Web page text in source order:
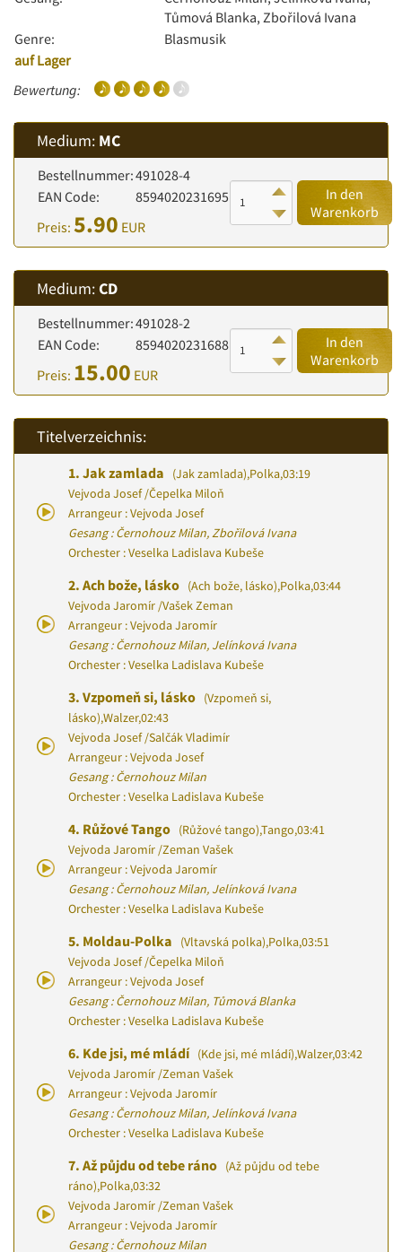
Tůmová Blanka, Zbořilová Ivana
Genre:
Blasmusik
auf Lager
Bewertung:
Medium: MC
Bestellnummer:491028-4
EAN Code:
8594020231695
Preis: 5.90 EUR
In den
Warenkorb
Medium:CD
Bestellnummer:491028-2
EAN Code:
8594020231688
Preis: 15.00 EUR
In den
Warenkorb
Titelverzeichnis:
1. Jak zamlada (Jak zamlada),Polka,03:19
Vejvoda Josef/Čepelka Miloň
Arrangeur : Vejvoda Josef
Gesang : Černohouz Milan, Zbořilová Ivana
Orchester : Veselka Ladislava Kubeše
2. Ach bože, lásko (Ach bože, lásko),Polka,03:44
Vejvoda Jaromír /Vašek Zeman
Arrangeur : Vejvoda Jaromír
Gesang : Černohouz Milan, Jelínková Ivana
Orchester : Veselka Ladislava Kubeše
3. Vzpomeň si, lásko (Vzpomeň si,
lásko),Walzer,02:43
Vejvoda Josef/Salčák Vladimír
Arrangeur : Vejvoda Josef
Gesang : Černohouz Milan
Orchester : Veselka Ladislava Kubeše
4. Růžové Tango (Růžové tango),Tango,03:41
Vejvoda Jaromír /Zeman Vašek
Arrangeur : Vejvoda Jaromír
Gesang : Černohouz Milan, Jelínková Ivana
Orchester : Veselka Ladislava Kubeše
5. Moldau-Polka (Vltavská polka),Polka,03:51
Vejvoda Josef/Čepelka Miloň
Arrangeur : Vejvoda Josef
Gesang : Černohouz Milan, Tůmová Blanka
Orchester : Veselka Ladislava Kubeše
6. Kde jsi, mé mládí (Kde jsi, mé mládí),Walzer,03:42
Vejvoda Jaromír /Zeman Vašek
Arrangeur : Vejvoda Jaromír
Gesang : Černohouz Milan, Jelínková Ivana
Orchester : Veselka Ladislava Kubeše
7. Až půjdu od tebe ráno (Až půjdu od tebe
ráno),Polka,03:32
Vejvoda Jaromír /Zeman Vašek
Arrangeur : Vejvoda Jaromír
Gesang : Černohouz Milan